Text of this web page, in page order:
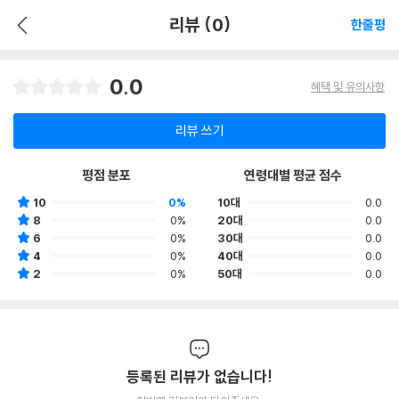
리뷰 (0) 한줄평
0.0 혜택 및 유의사항
리뷰 쓰기
평점 분포
10
0%
8
0%
6
0%
4
0%
2
0%
연령대별 평균 점수
10대
0.0
20대
0.0
30대
0.0
40대
0.0
50대
0.0
등록된 리뷰가 없습니다!